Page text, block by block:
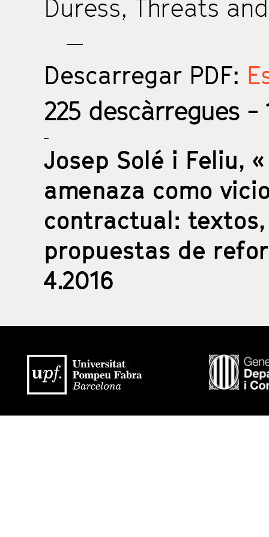
Duress, Threats
Descarregar PDF:
225 descàrregues -
Josep Solé i Feliu,
amenaza como
contractual:
propuestas de
4.2016